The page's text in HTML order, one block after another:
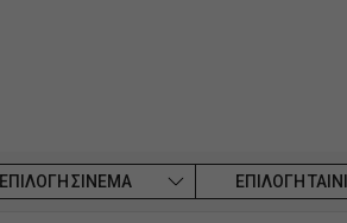
ΕΠΙΛΟΓΗ ΣΙΝΕΜΑ ΕΠΙΛΟΓΗ